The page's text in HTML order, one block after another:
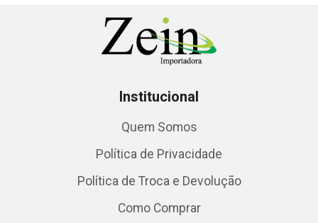
Institucional
Quem Somos
Política de Privacidade
Política de Troca e Devolução
Como Comprar